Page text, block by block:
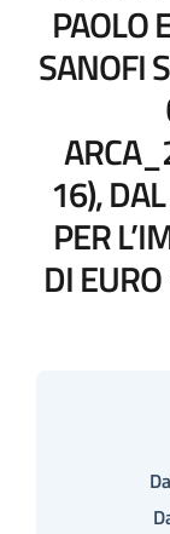
PAOLO
SANOFI
16),
PER
DI